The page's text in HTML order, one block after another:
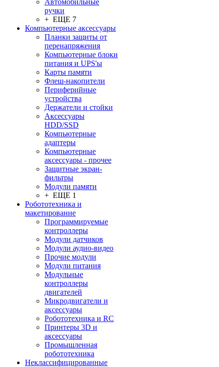
Автомобильные
ручки
+ ЕЩЕ 7
Компьютерные аксессуары
Планки защиты от
перенапряжения
Компьютерные блоки
питания и UPS'ы
Карты памяти
Флеш-накопители
Периферийные
устройства
Держатели и стойки
Аксессуары
HDD/SSD
Компьютерные
адаптеры
Компьютерные
аксессуары - прочее
Защитные экран-
фильтры
Модули памяти
+ ЕЩЕ 1
Робототехника и
макетирование
Программируемые
контроллеры
Модули датчиков
Модули аудио-видео
Прочие модули
Модули питания
Модульные
контроллеры
двигателей
Микродвигатели и
аксессуары
Робототехника и RC
Принтеры 3D и
аксессуары
Промышленная
робототехника
Неклассифицированные